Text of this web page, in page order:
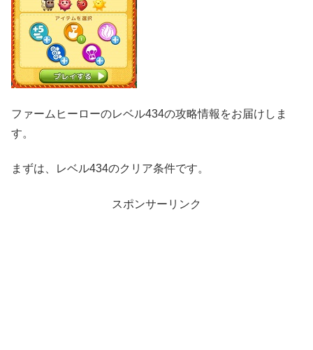
ファームヒーローのレベル434の攻略情報をお届けしま
す。
まずは、レベル434のクリア条件です。
スポンサーリンク